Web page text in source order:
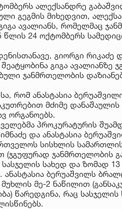
ალექსანდრე
გეგმის მიხედვით,
ავალიანს, რომელმაც
წლის 24 ოქტომბერს
გიორგი რიკაძე
გიგა ავალიანზე
ჯანმრთელობის
რომ ანასტასია
მძიმე დანაშაულის
ორგანოებს.
პროკურატურის
და ანასტასია
სისხლის
(ჯგუფურად ჯანმრთელობის
სასჯელის სახედ და ზომად
ანასტასია ბერუაშვილს
მე-2 ნაწილით
წარედგინა, რაც